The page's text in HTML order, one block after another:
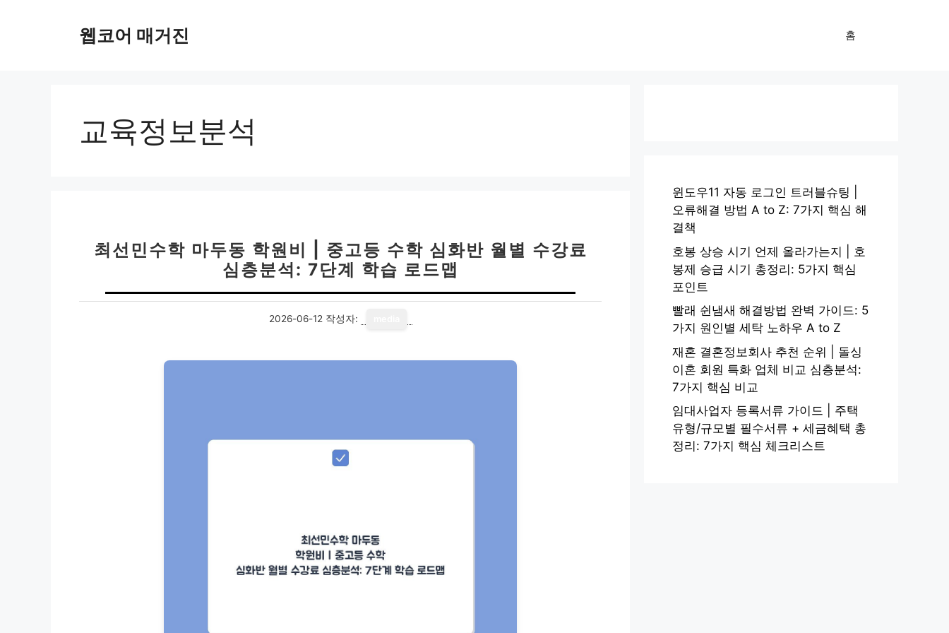
웹코어 매거진 홈
교육정보분석
최선민수학 마두동 학원비 | 중고등 수학 심화반 월별 수강료
심층분석: 7단계 학습 로드맵
2026-06-12 작성자:
윈도우11 자동 로그인 트러블슈팅 |
오류해결 방법 A to Z: 7가지 핵심 해
결책
호봉 상승 시기 언제 올라가는지 | 호
봉제 승급 시기 총정리: 5가지 핵심
포인트
빨래 쉰냄새 해결방법 완벽 가이드: 5
가지 원인별 세탁 노하우 A to Z
재혼 결혼정보회사 추천 순위 | 돌싱
이혼 회원 특화 업체 비교 심층분석:
7가지 핵심 비교
임대사업자 등록서류 가이드 | 주택
유형/규모별 필수서류 + 세금혜택 총
정리: 7가지 핵심 체크리스트